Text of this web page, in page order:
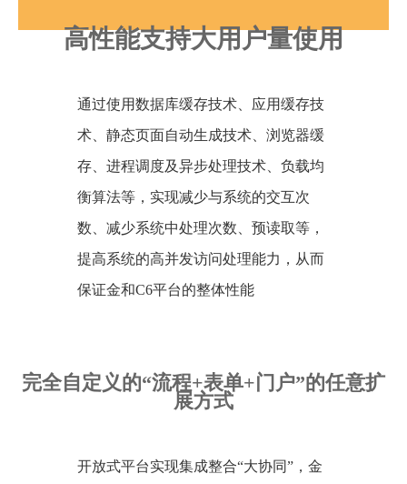
高性能支持大用户量使用
通过使用数据库缓存技术、应用缓存技
术、静态页面自动生成技术、浏览器缓
存、进程调度及异步处理技术、负载均
衡算法等，实现减少与系统的交互次
数、减少系统中处理次数、预读取等，
提高系统的高并发访问处理能力，从而
保证金和C6平台的整体性能
完全自定义的“流程+表单+门户”的任意扩
展方式
开放式平台实现集成整合“大协同”，金